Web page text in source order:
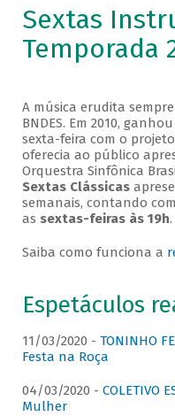
Sextas
Temporada
A música erudita
BNDES. Em 2010,
sexta-feira com o projeto
oferecia ao público
Orquestra Sinfônica
Sextas Clássicas
semanais, contando
as sextas-feiras às 19h.
Saiba como funciona a
Espetáculos
11/03/2020 - TONINHO
Festa na Roça
04/03/2020 - COLETIVO
Mulher